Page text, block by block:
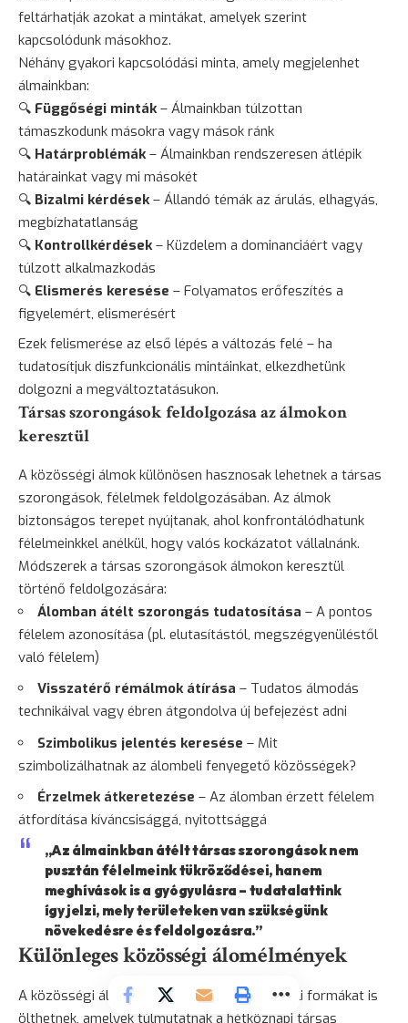
feltárhatják azokat a mintákat, amelyek szerint
kapcsolódunk másokhoz.
Néhány gyakori kapcsolódási minta, amely megjelenhet
álmainkban:
🔍 Függőségi minták– Álmainkban túlzottan
támaszkodunk másokra vagy mások ránk
🔍 Határproblémák– Álmainkban rendszeresen átlépik
határainkat vagy mi másokét
🔍 Bizalmi kérdések– Állandó témák az árulás, elhagyás,
megbízhatatlanság
🔍 Kontrollkérdések– Küzdelem a dominanciáért vagy
túlzott alkalmazkodás
🔍 Elismerés keresése – Folyamatos erőfeszítés a
figyelemért, elismerésért
Ezek felismerése az első lépés a változás felé – ha
tudatosítjuk diszfunkcionális mintáinkat, elkezdhetünk
dolgozni a megváltoztatásukon.
Társas szorongások feldolgozása az álmokon
keresztül
A közösségi álmok különösen hasznosak lehetnek a társas
szorongások, félelmek feldolgozásában. Az álmok
biztonságos terepet nyújtanak, ahol konfrontálódhatunk
félelmeinkkel anélkül, hogy valós kockázatot vállalnánk.
Módszerek a társas szorongások álmokon keresztül
történő feldolgozására:
Álomban átélt szorongás tudatosítása – A pontos
félelem azonosítása (pl. elutasítástól, megszégyenüléstől
való félelem)
Visszatérő rémálmokátírása – Tudatos álmodás
technikáival vagy ébren átgondolva új befejezést adni
Szimbolikus jelentés keresése – Mit
szimbolizálhatnak az álombeli fenyegető közösségek?
Érzelmek átkeretezése – Az álomban érzett félelem
átfordítása kíváncsisággá, nyitottsággá
„Az álmainkban átélt társas szorongások nem
pusztán félelmeink tükröződései, hanem
meghívások is a gyógyulásra – tudatalattink
így jelzi, mely területeken van szükségünk
növekedésre és feldolgozásra.”
Különleges közösségi álomélmények
A közösségi álmok néha különleges, rendkívüli formákat is
ölthetnek, amelyek túlmutatnak a hétköznapi társas